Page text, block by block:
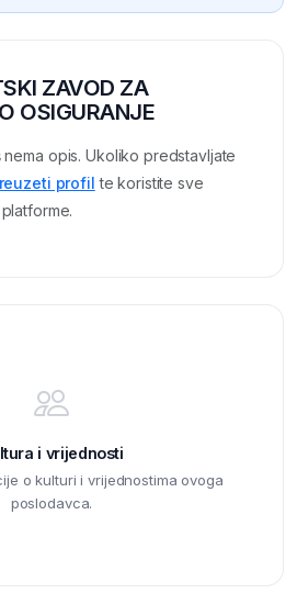
ZAVOD ZA
OSIGURANJE
opis. Ukoliko predstavljate
profil te koristite sve
i vrijednosti
o kulturi i vrijednostima ovoga
poslodavca.